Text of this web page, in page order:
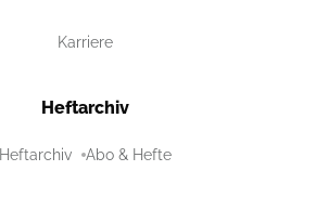
Karriere
Heftarchiv
Heftarchiv Abo & Hefte